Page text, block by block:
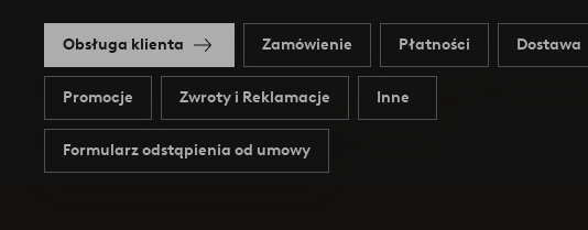
Obsługa klienta Zamówienie Płatności Dostawa
Promocje Zwroty i Reklamacje Inne
Formularz odstąpienia od umowy